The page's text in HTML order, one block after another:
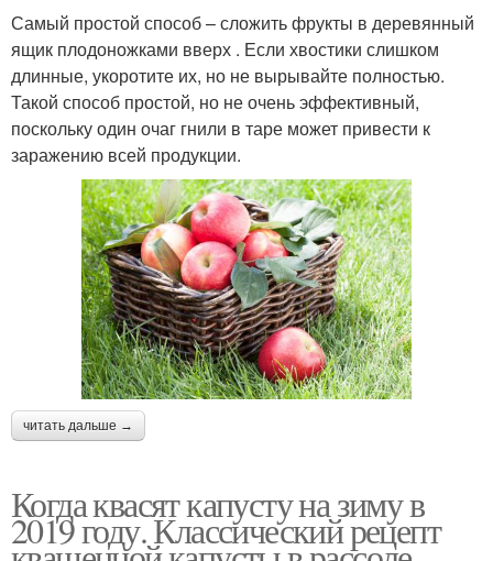
Самый простой способ – сложить фрукты в деревянный
ящик плодоножками вверх . Если хвостики слишком
длинные, укоротите их, но не вырывайте полностью.
Такой способ простой, но не очень эффективный,
поскольку один очаг гнили в таре может привести к
заражению всей продукции.
читать дальше →
Когда квасят капусту на зиму в
2019 году. Классический рецепт